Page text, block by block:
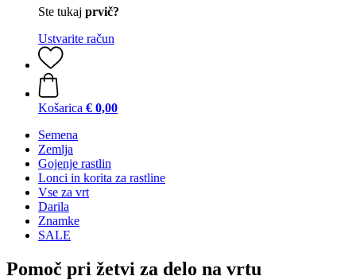
Ste tukaj prvič?
Ustvarite račun
Košarica € 0,00
Semena
Zemlja
Gojenje rastlin
Lonci in korita za rastline
Vse za vrt
Darila
Znamke
SALE
Pomoč pri žetvi za delo na vrtu